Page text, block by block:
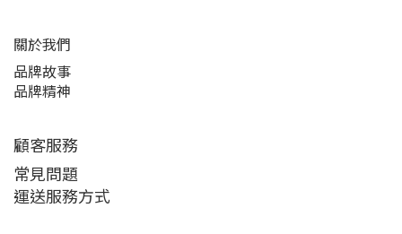
關於我們
品牌故事
品牌精神
顧客服務
常見問題
運送服務方式